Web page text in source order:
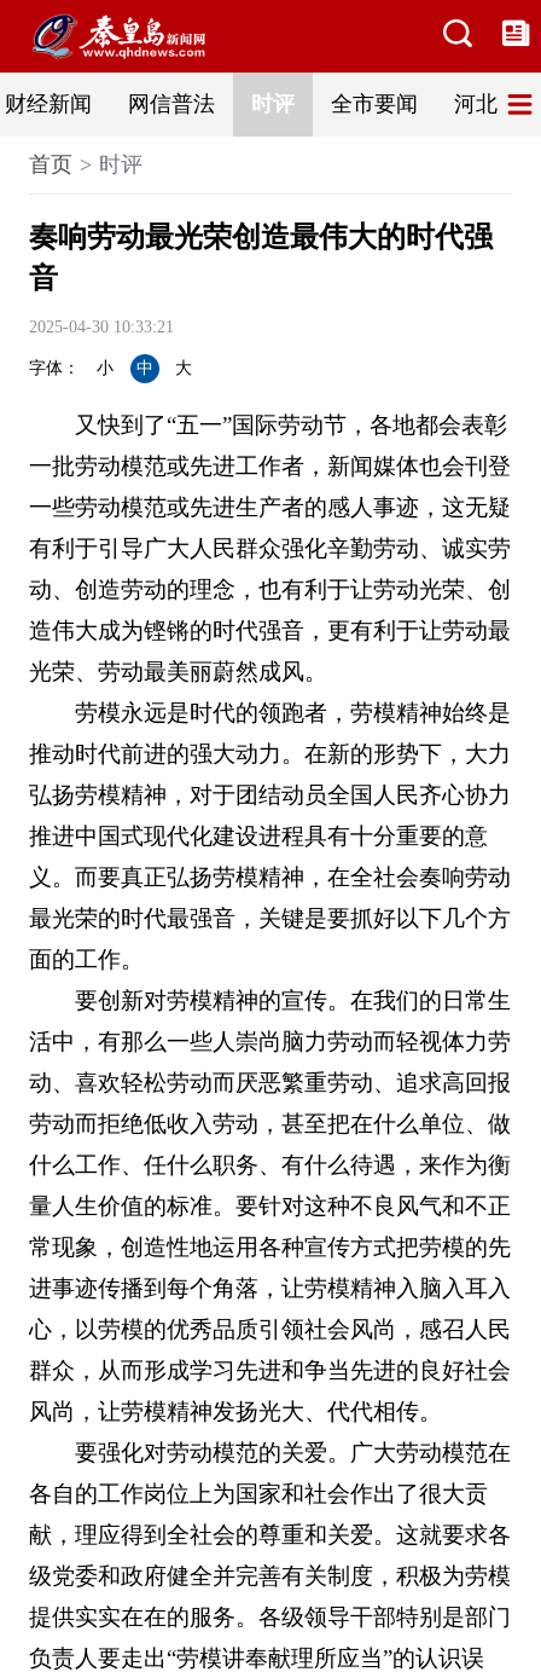
财经新闻 网信普法 时评 全市要闻 河北新闻
首页 时评
奏响劳动最光荣创造最伟大的时代强
音
2025-04-30 10:33:21
字体： 小 中 大
又快到了“五一”国际劳动节，各地都会表彰
一批劳动模范或先进工作者，新闻媒体也会刊登
一些劳动模范或先进生产者的感人事迹，这无疑
有利于引导广大人民群众强化辛勤劳动、诚实劳
动、创造劳动的理念，也有利于让劳动光荣、创
造伟大成为铿锵的时代强音，更有利于让劳动最
光荣、劳动最美丽蔚然成风。
劳模永远是时代的领跑者，劳模精神始终是
推动时代前进的强大动力。在新的形势下，大力
弘扬劳模精神，对于团结动员全国人民齐心协力
推进中国式现代化建设进程具有十分重要的意
义。而要真正弘扬劳模精神，在全社会奏响劳动
最光荣的时代最强音，关键是要抓好以下几个方
面的工作。
要创新对劳模精神的宣传。在我们的日常生
活中，有那么一些人崇尚脑力劳动而轻视体力劳
动、喜欢轻松劳动而厌恶繁重劳动、追求高回报
劳动而拒绝低收入劳动，甚至把在什么单位、做
什么工作、任什么职务、有什么待遇，来作为衡
量人生价值的标准。要针对这种不良风气和不正
常现象，创造性地运用各种宣传方式把劳模的先
进事迹传播到每个角落，让劳模精神入脑入耳入
心，以劳模的优秀品质引领社会风尚，感召人民
群众，从而形成学习先进和争当先进的良好社会
风尚，让劳模精神发扬光大、代代相传。
要强化对劳动模范的关爱。广大劳动模范在
各自的工作岗位上为国家和社会作出了很大贡
献，理应得到全社会的尊重和关爱。这就要求各
级党委和政府健全并完善有关制度，积极为劳模
提供实实在在的服务。各级领导干部特别是部门
负责人要走出“劳模讲奉献理所应当”的认识误